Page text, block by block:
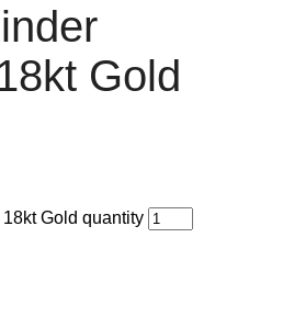
Gold
Gold quantity